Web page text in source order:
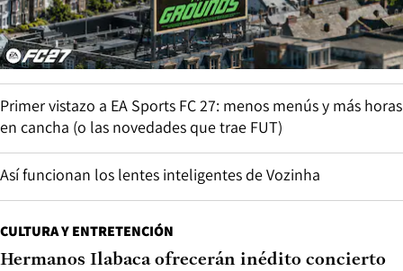
Primer vistazo a EA Sports FC 27: menos menús y más horas
en cancha (o las novedades que trae FUT)
Así funcionan los lentes inteligentes de Vozinha
CULTURA Y ENTRETENCIÓN
Hermanos Ilabaca ofrecerán inédito concierto